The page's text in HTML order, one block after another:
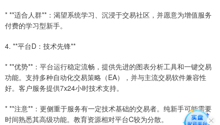
* **适合人群**：渴望系统学习、沉浸于交易社区，并愿意为增值服务
付费的学习型新手。
4. **平台D：技术先锋**
* **优势**：平台运行稳定流畅，提供先进的图表分析工具和一键交易
功能。支持多种自动化交易策略（EA），并与主流交易软件兼容性
好。客户服务提供7x24小时技术支持。
* **注意**：更侧重于服务有一定技术基础的交易者。纯新手可能需要
时间熟悉其高级功能。教育资源相对平台C较为分散。